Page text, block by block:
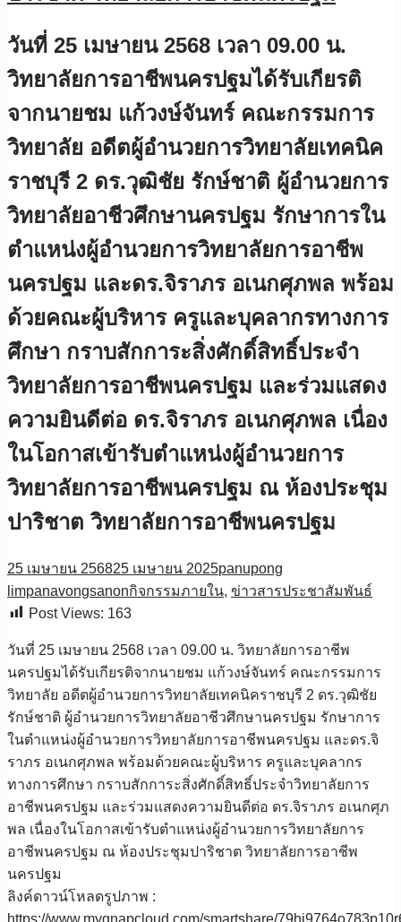
วันที่ 25 เมษายน 2568 เวลา 09.00 น.
วิทยาลัยการอาชีพนครปฐมได้รับเกียรติ
จากนายชม แก้วงษ์จันทร์ คณะกรรมการ
วิทยาลัย อดีตผู้อำนวยการวิทยาลัยเทคนิค
ราชบุรี 2 ดร.วุฒิชัย รักษ์ชาติ ผู้อำนวยการ
วิทยาลัยอาชีวศึกษานครปฐม รักษาการใน
ตำแหน่งผู้อำนวยการวิทยาลัยการอาชีพ
นครปฐม และดร.จิราภร อเนกศุภพล พร้อม
ด้วยคณะผู้บริหาร ครูและบุคลากรทางการ
ศึกษา กราบสักการะสิ่งศักดิ์สิทธิ์ประจำ
วิทยาลัยการอาชีพนครปฐม และร่วมแสดง
ความยินดีต่อ ดร.จิราภร อเนกศุภพล เนื่อง
ในโอกาสเข้ารับตำแหน่งผู้อำนวยการ
วิทยาลัยการอาชีพนครปฐม ณ ห้องประชุม
ปาริชาต วิทยาลัยการอาชีพนครปฐม
25 เมษายน 256825 เมษายน 2025panupong
limpanavongsanonกิจกรรมภายใน, ข่าวสารประชาสัมพันธ์
Post Views: 163
วันที่ 25 เมษายน 2568 เวลา 09.00 น. วิทยาลัยการอาชีพ
นครปฐมได้รับเกียรติจากนายชม แก้วงษ์จันทร์ คณะกรรมการ
วิทยาลัย อดีตผู้อำนวยการวิทยาลัยเทคนิคราชบุรี 2 ดร.วุฒิชัย
รักษ์ชาติ ผู้อำนวยการวิทยาลัยอาชีวศึกษานครปฐม รักษาการ
ในตำแหน่งผู้อำนวยการวิทยาลัยการอาชีพนครปฐม และดร.จิ
ราภร อเนกศุภพล พร้อมด้วยคณะผู้บริหาร ครูและบุคลากร
ทางการศึกษา กราบสักการะสิ่งศักดิ์สิทธิ์ประจำวิทยาลัยการ
อาชีพนครปฐม และร่วมแสดงความยินดีต่อ ดร.จิราภร อเนกศุภ
พล เนื่องในโอกาสเข้ารับตำแหน่งผู้อำนวยการวิทยาลัยการ
อาชีพนครปฐม ณ ห้องประชุมปาริชาต วิทยาลัยการอาชีพ
นครปฐม
ลิงค์ดาวน์โหลดรูปภาพ :
https://www.myqnapcloud.com/smartshare/